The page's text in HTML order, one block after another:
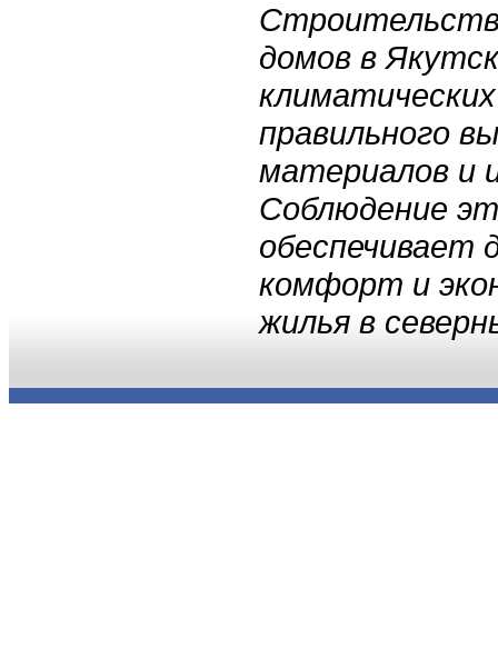
домов в
правильного
материалов и
Соблюдение
обеспечивает
комфорт и
жилья в